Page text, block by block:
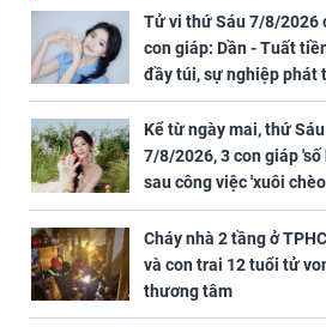
Tử vi thứ Sáu 7/8/2026
con giáp: Dần - Tuất
đầy túi, sự nghiệp phát
hưng thịnh, Mão - Thân
ảm đạm, mọi sự khó
mỹ mãn
Kể từ ngày mai, thứ Sáu
7/8/2026, 3 con giáp 'số
sau công việc 'xuôi
mái', tiền tài 'thu về như
tình duyên viên mãn
Cháy nhà 2 tầng ở
và con trai 12 tuổi tử
thương tâm